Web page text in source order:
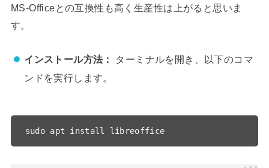
MS-Officeとの互換性も高く生産性は上がると思いま
す。
インストール方法：
ターミナルを開き、以下のコマ
ンドを実行します。
sudo apt install libreoffice